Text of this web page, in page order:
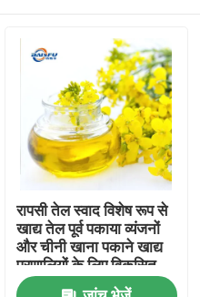
रापसी तेल स्वाद विशेष रूप से
खाद्य तेल पूर्व पकाया व्यंजनों
और चीनी खाना पकाने खाद्य
प्रणालियों के लिए विकसित